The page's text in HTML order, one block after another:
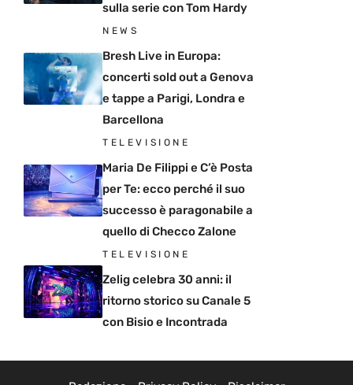
sulla serie con Tom Hardy
NEWS
Bresh Live in Europa:
concerti sold out a Genova
e tappe a Parigi, Londra e
Barcellona
TELEVISIONE
Maria De Filippi e C’è Posta
per Te: ecco perché il suo
successo è paragonabile a
quello di Checco Zalone
TELEVISIONE
Zelig celebra 30 anni: il
ritorno storico su Canale 5
con Bisio e Incontrada